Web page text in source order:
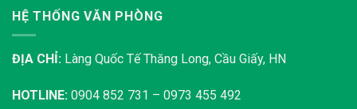
HỆ THỐNG VĂN PHÒNG
ĐỊA CHỈ: Làng Quốc Tế Thăng Long, Cầu Giấy, HN
HOTLINE: 0904 852 731 – 0973 455 492